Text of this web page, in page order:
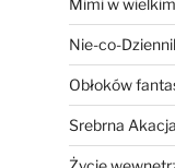
Mimi w
Nie-co-
Obłoków
Srebrna Akacja